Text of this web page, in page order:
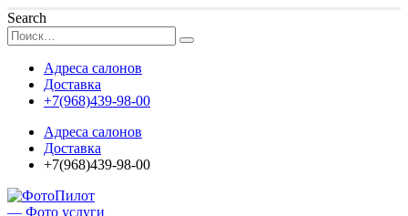
Search
Адреса салонов
Доставка
+7(968)439-98-00
Адреса салонов
Доставка
+7(968)439-98-00